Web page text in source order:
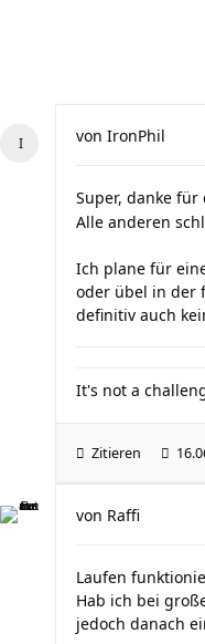
von IronPhil
Super, danke
Alle anderen
Ich plane für
oder übel in der
definitiv auch
It's not a
Zitieren
von Raffi
Laufen
Hab ich bei
jedoch danach